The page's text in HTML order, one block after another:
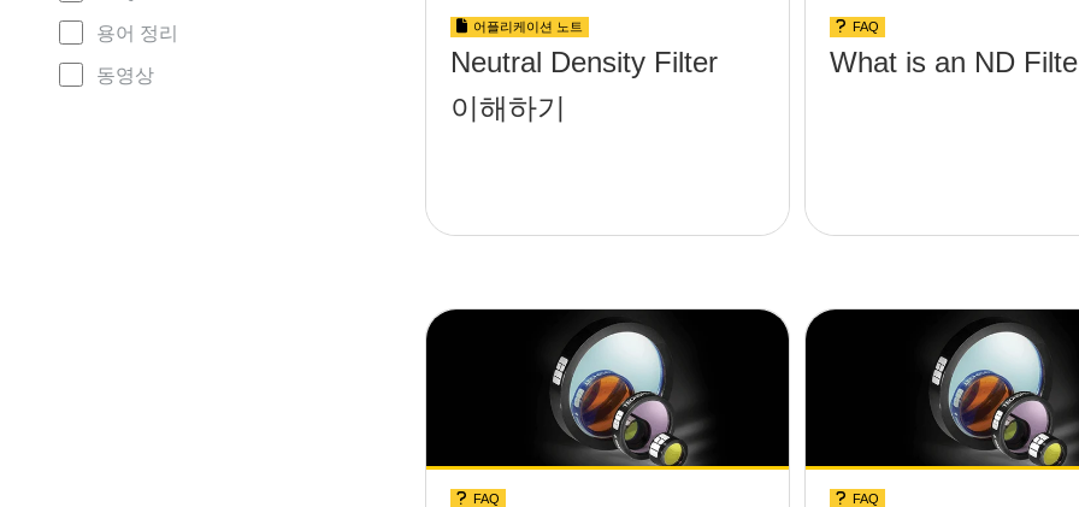
용어 정리
동영상
어플리케이션 노트
Neutral Density Filter
이해하기
FAQ
What is an ND
FAQ FAQ